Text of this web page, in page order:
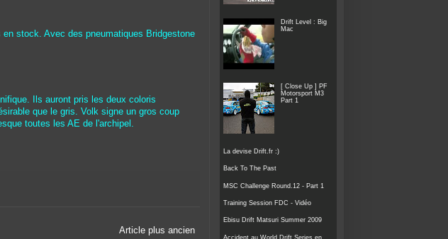
stock. Avec des pneumatiques Bridgestone
Ils auront pris les deux coloris
que le gris. Volk signe un gros coup
toutes les AE de l'archipel.
Article plus ancien
Drift Level : Big
Mac
[ Close Up ] PF
Motorsport M3
Part 1
La devise Drift.fr :)
Back To The Past
MSC Challenge Round.12 - Part 1
Training Session FDC - Vidéo
Ebisu Drift Matsuri Summer 2009
Accident au World Drift Series en